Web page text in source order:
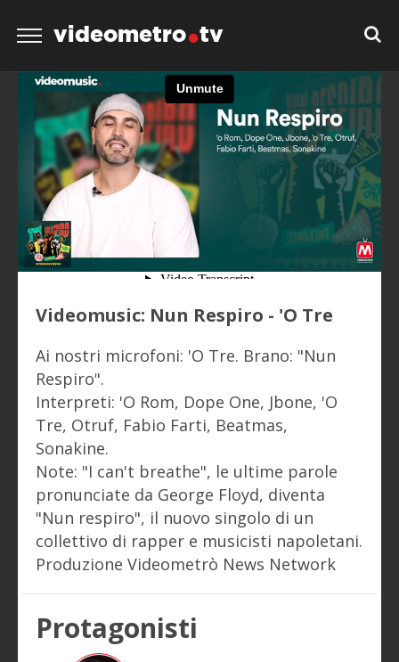
videometro tv
Videomusic: Nun Respiro - 'O Tre
Ai nostri microfoni: 'O Tre. Brano: "Nun
Respiro".
Interpreti: 'O Rom, Dope One, Jbone, 'O
Tre, Otruf, Fabio Farti, Beatmas,
Sonakine.
Note: "I can't breathe", le ultime parole
pronunciate da George Floyd, diventa
"Nun respiro", il nuovo singolo di un
collettivo di rapper e musicisti napoletani.
Produzione Videometrò News Network
Protagonisti